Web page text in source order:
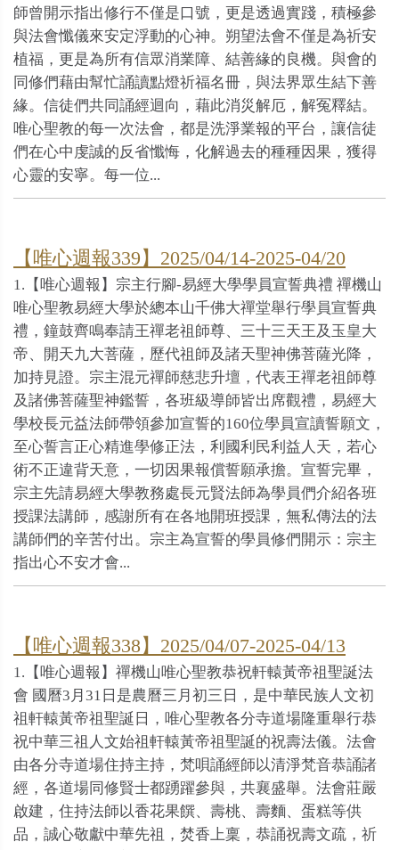
師曾開示指出修行不僅是口號，更是透過實踐，積極參
與法會懺儀來安定浮動的心神。朔望法會不僅是為祈安
植福，更是為所有信眾消業障、結善緣的良機。與會的
同修們藉由幫忙誦讀點燈祈福名冊，與法界眾生結下善
緣。信徒們共同誦經迴向，藉此消災解厄，解冤釋結。
唯心聖教的每一次法會，都是洗淨業報的平台，讓信徒
們在心中虔誠的反省懺悔，化解過去的種種因果，獲得
心靈的安寧。每一位...
【唯心週報339】2025/04/14-2025-04/20
1.【唯心週報】宗主行腳-易經大學學員宣誓典禮 禪機山
唯心聖教易經大學於總本山千佛大禪堂舉行學員宣誓典
禮，鐘鼓齊鳴奉請王禪老祖師尊、三十三天王及玉皇大
帝、開天九大菩薩，歷代祖師及諸天聖神佛菩薩光降，
加持見證。宗主混元禪師慈悲升壇，代表王禪老祖師尊
及諸佛菩薩聖神鑑誓，各班級導師皆出席觀禮，易經大
學校長元益法師帶領參加宣誓的160位學員宣讀誓願文，
至心誓言正心精進學修正法，利國利民利益人天，若心
術不正違背天意，一切因果報償誓願承擔。宣誓完畢，
宗主先請易經大學教務處長元賢法師為學員們介紹各班
授課法講師，感謝所有在各地開班授課，無私傳法的法
講師們的辛苦付出。宗主為宣誓的學員修們開示：宗主
指出心不安才會...
【唯心週報338】2025/04/07-2025-04/13
1.【唯心週報】禪機山唯心聖教恭祝軒轅黃帝祖聖誕法
會 國曆3月31日是農曆三月初三日，是中華民族人文初
祖軒轅黃帝祖聖誕日，唯心聖教各分寺道場隆重舉行恭
祝中華三祖人文始祖軒轅黃帝祖聖誕的祝壽法儀。法會
由各分寺道場住持主持，梵唄誦經師以清淨梵音恭誦諸
經，各道場同修賢士都踴躍參與，共襄盛舉。法會莊嚴
啟建，住持法師以香花果饌、壽桃、壽麵、蛋糕等供
品，誠心敬獻中華先祖，焚香上稟，恭誦祝壽文疏，祈